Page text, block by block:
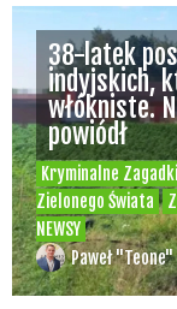
Kryminalne Zagadki
Zielonego Świata
NEWSY
38-latek
indyjskich,
włókniste.
powiódł
Paweł